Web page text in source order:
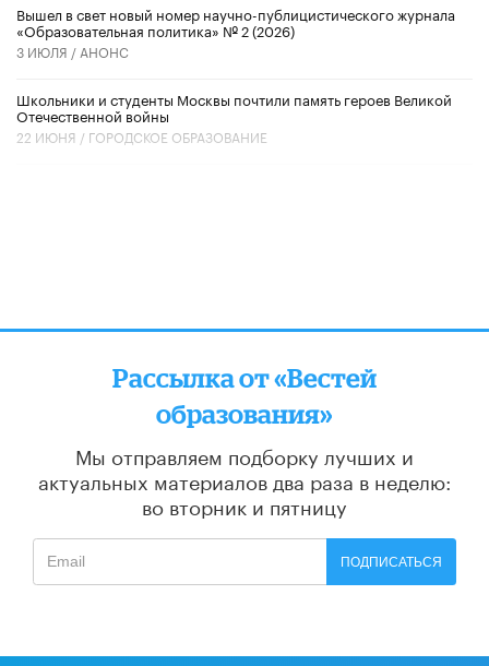
Вышел в свет новый номер научно-публицистического журнала
«Образовательная политика» № 2 (2026)
3 ИЮЛЯ / АНОНС
Школьники и студенты Москвы почтили память героев Великой
Отечественной войны
22 ИЮНЯ / ГОРОДСКОЕ ОБРАЗОВАНИЕ
Рассылка от «Вестей
образования»
Мы отправляем подборку лучших и
актуальных материалов два раза в неделю:
во вторник и пятницу
ПОДПИСАТЬСЯ